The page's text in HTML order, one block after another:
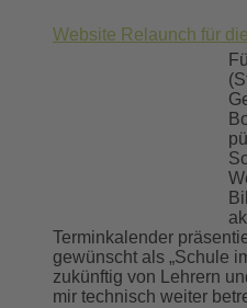
Website Relaunch für
Terminkalender
gewünscht als „Schule
zukünftig von Lehrern
mir technisch weiter